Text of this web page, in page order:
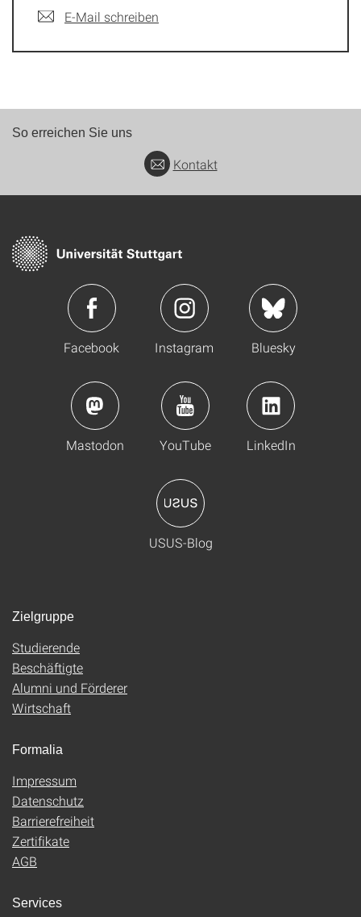
E-Mail schreiben
So erreichen Sie uns
Kontakt
Facebook Instagram Bluesky
Mastodon YouTube LinkedIn
USUS-Blog
Zielgruppe
Studierende
Beschäftigte
Alumni und Förderer
Wirtschaft
Formalia
Impressum
Datenschutz
Barrierefreiheit
Zertifikate
AGB
Services